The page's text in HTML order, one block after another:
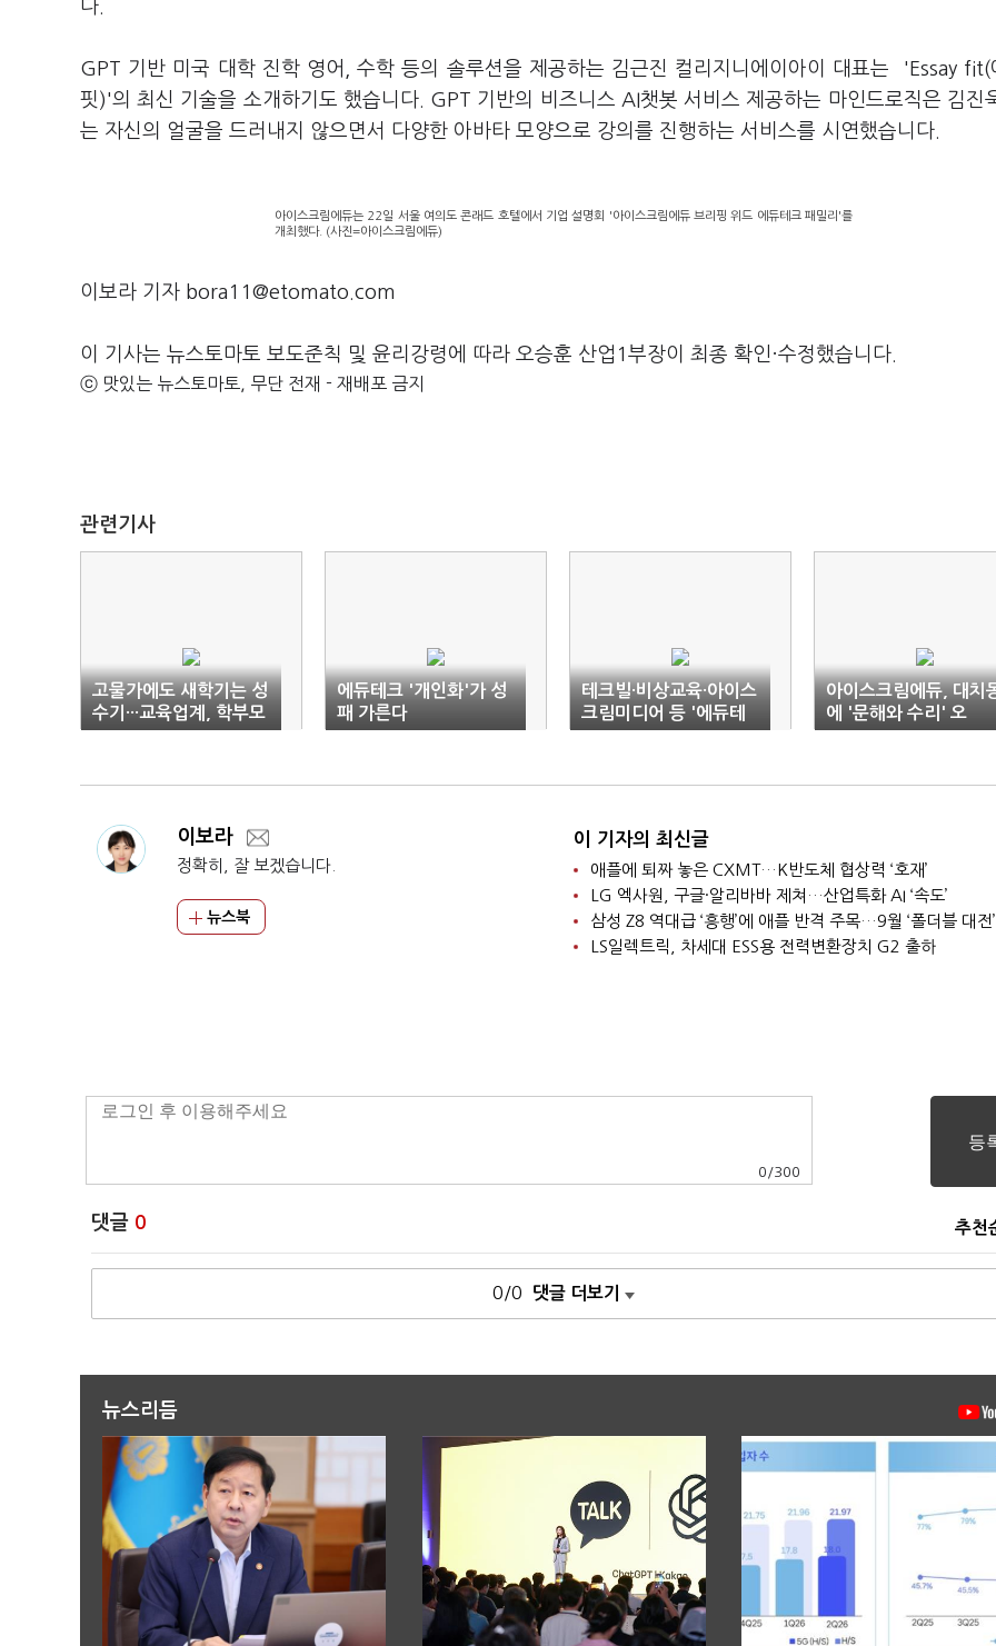
다.
GPT 기반 미국 대학 진학 영어, 수학 등의 솔루션을 제공하는 김근진 컬리지니에이아이 대표는 'Essay fit(
핏)'의 최신 기술을 소개하기도 했습니다. GPT 기반의 비즈니스 AI챗봇 서비스 제공하는 마인드로직은 김진
는 자신의 얼굴을 드러내지 않으면서 다양한 아바타 모양으로 강의를 진행하는 서비스를 시연했습니다.
아이스크림에듀는 22일 서울 여의도 콘래드 호텔에서 기업 설명회 '아이스크림에듀 브리핑 위드 에듀테크 패밀리'를
개최했다. (사진=아이스크림에듀)
이보라 기자 bora11@etomato.com
이 기사는 뉴스토마토 보도준칙 및 윤리강령에 따라 오승훈 산업1부장이 최종 확인·수정했습니다.
ⓒ 맛있는 뉴스토마토, 무단 전재 - 재배포 금지
관련기사
고물가에도 새학기는 성
수기···교육업계, 학부모
모시기 각축전
에듀테크 '개인화'가 성
패 가른다
테크빌·비상교육·아이스
크림미디어 등 '에듀테
크 페어'서 AI기량 뽐내
아이스크림에듀, 대치
에 '문해와 수리' 오
픈…"학원 시장 진출"
이보라
정확히, 잘 보겠습니다.
뉴스북
이 기자의 최신글
애플에 퇴짜 놓은 CXMT…K반도체 협상력 ‘호재’
LG 엑사원, 구글·알리바바 제쳐…산업특화 AI ‘속도’
삼성 Z8 역대급 ‘흥행’에 애플 반격 주목…9월 ‘폴더블 대전’
LS일렉트릭, 차세대 ESS용 전력변환장치 G2 출하
0 /300
댓글 0 추천
0/0 댓글 더보기
뉴스리듬